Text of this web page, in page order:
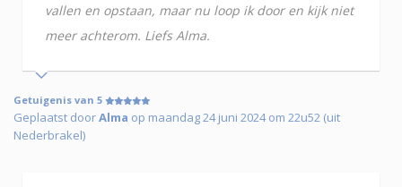
vallen en opstaan, maar nu loop ik door en kijk niet
meer achterom. Liefs Alma.
Getuigenis van 5
Geplaatst doorAlma op maandag 24 juni 2024 om 22u52 (uit
Nederbrakel)